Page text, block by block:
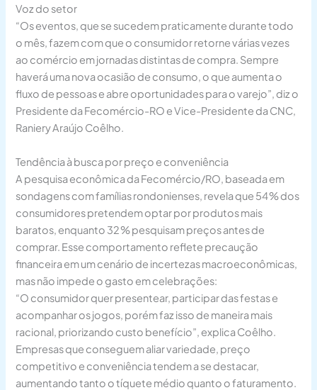
Voz do setor
“Os eventos, que se sucedem praticamente durante todo
o mês, fazem com que o consumidor retorne várias vezes
ao comércio em jornadas distintas de compra. Sempre
haverá uma nova ocasião de consumo, o que aumenta o
fluxo de pessoas e abre oportunidades para o varejo”, diz o
Presidente da Fecomércio-RO e Vice-Presidente da CNC,
Raniery Araújo Coêlho.
Tendência à busca por preço e conveniência
A pesquisa econômica da Fecomércio/RO, baseada em
sondagens com famílias rondonienses, revela que 54 % dos
consumidores pretendem optar por produtos mais
baratos, enquanto 32 % pesquisam preços antes de
comprar. Esse comportamento reflete precaução
financeira em um cenário de incertezas macroeconômicas,
mas não impede o gasto em celebrações:
“O consumidor quer presentear, participar das festas e
acompanhar os jogos, porém faz isso de maneira mais
racional, priorizando custo benefício”, explica Coêlho.
Empresas que conseguem aliar variedade, preço
competitivo e conveniência tendem a se destacar,
aumentando tanto o tíquete médio quanto o faturamento.